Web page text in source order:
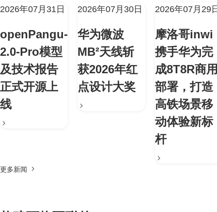
2026年07月31日
openPangu-
2.0-Pro模型
及技术报告
正式开源上
线
2026年07月30日
华为微波
MB²天线斩
获2026年红
点设计大奖
2026年07月29
摩洛哥inwi
携手华为完
成8T8R商
部署，打造
高铁场景移
动体验新标
杆
更多新闻